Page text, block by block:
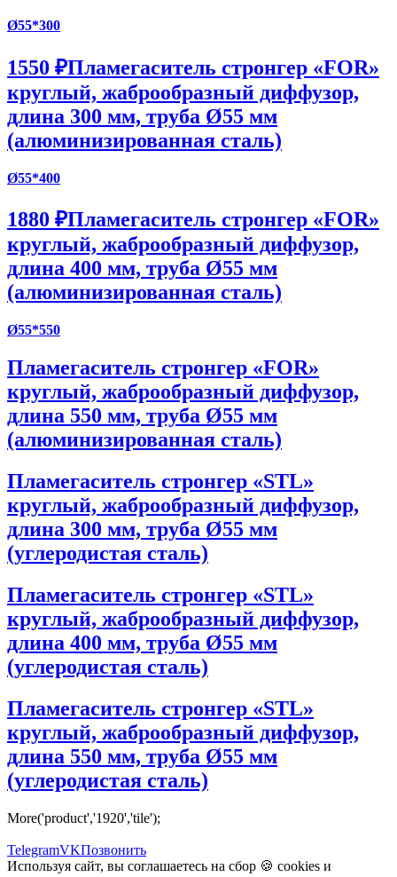
Ø55*300
1550 ₽Пламегаситель стронгер «FOR»
круглый, жаброобразный диффузор,
длина 300 мм, труба Ø55 мм
(алюминизированная сталь)
Ø55*400
1880 ₽Пламегаситель стронгер «FOR»
круглый, жаброобразный диффузор,
длина 400 мм, труба Ø55 мм
(алюминизированная сталь)
Ø55*550
Пламегаситель стронгер «FOR»
круглый, жаброобразный диффузор,
длина 550 мм, труба Ø55 мм
(алюминизированная сталь)
Пламегаситель стронгер «STL»
круглый, жаброобразный диффузор,
длина 300 мм, труба Ø55 мм
(углеродистая сталь)
Пламегаситель стронгер «STL»
круглый, жаброобразный диффузор,
длина 400 мм, труба Ø55 мм
(углеродистая сталь)
Пламегаситель стронгер «STL»
круглый, жаброобразный диффузор,
длина 550 мм, труба Ø55 мм
(углеродистая сталь)
More('product','1920','tile');
TelegramVKПозвонить
Используя сайт, вы соглашаетесь на сбор 🍪 cookies и